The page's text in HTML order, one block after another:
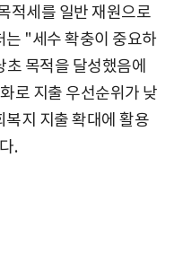
적세를 일반 재원으로
는 "세수 확충이 중요하
목적을 달성했음에
로 지출 우선순위가 낮
지 지출 확대에 활용
.